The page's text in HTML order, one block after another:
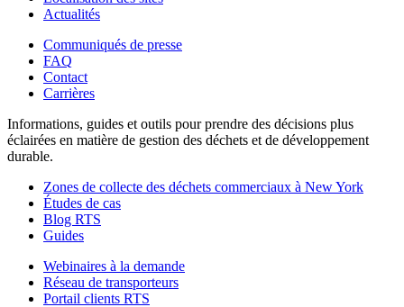
Actualités
Communiqués de presse
FAQ
Contact
Carrières
Informations, guides et outils pour prendre des décisions plus
éclairées en matière de gestion des déchets et de développement
durable.
Zones de collecte des déchets commerciaux à New York
Études de cas
Blog RTS
Guides
Webinaires à la demande
Réseau de transporteurs
Portail clients RTS